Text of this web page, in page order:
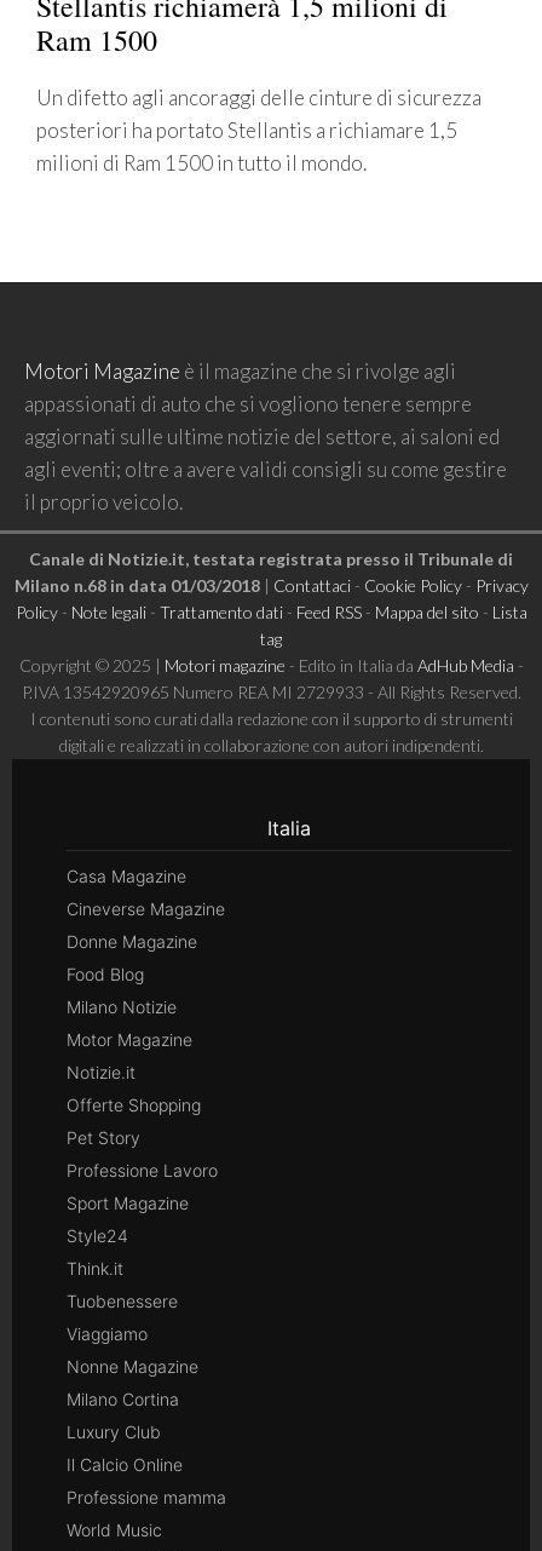
Ram 1500
Un difetto agli ancoraggi delle cinture di sicurezza
posteriori ha portato Stellantis a richiamare 1,5
milioni di Ram 1500 in tutto il mondo.
Motori Magazine è il magazine che si rivolge agli
appassionati di auto che si vogliono tenere sempre
aggiornati sulle ultime notizie del settore, ai saloni ed
agli eventi; oltre a avere validi consigli su come gestire
il proprio veicolo.
Canale di Notizie.it, testata registrata presso il Tribunale di
Milano n.68 in data 01/03/2018| Contattaci- Cookie Policy- Privacy
Policy- Note legali- Trattamento dati- Feed RSS- Mappa del sito - Lista
tag
Copyright © 2025 | Motori magazine - Edito in Italia da AdHub Media -
P.IVA 13542920965 Numero REA MI 2729933 - All Rights Reserved.
I contenuti sono curati dalla redazione con il supporto di strumenti
digitali e realizzati in collaborazione con autori indipendenti.
Italia
Casa Magazine
Cineverse Magazine
Donne Magazine
Food Blog
Milano Notizie
Motor Magazine
Notizie.it
Offerte Shopping
Pet Story
Professione Lavoro
Sport Magazine
Style24
Think.it
Tuobenessere
Viaggiamo
Nonne Magazine
Milano Cortina
Luxury Club
Il Calcio Online
Professione mamma
World Music